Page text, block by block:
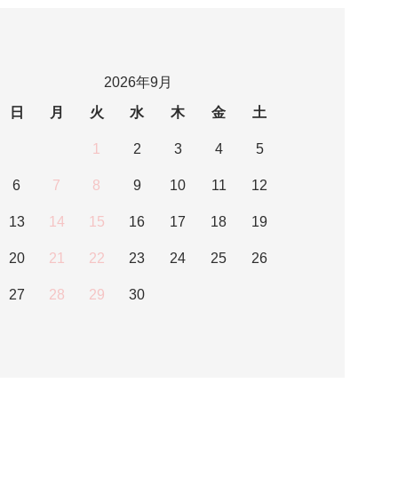
2026年9月
日
月 火 水 木 金 土
1 2 3 4 5
6 7 8 9 10 11 12
13 14 15 16 17 18 19
20 21 22 23 24 25 26
27 28 29 30